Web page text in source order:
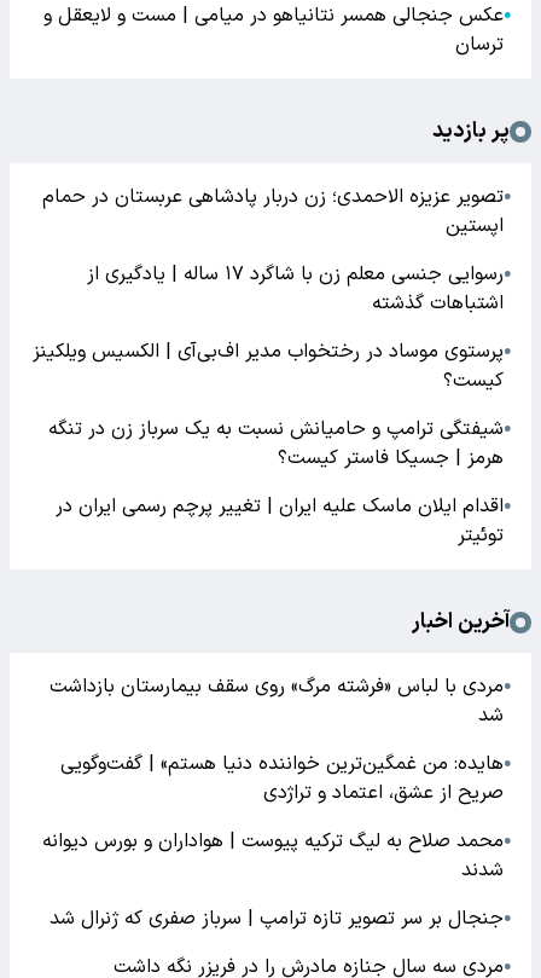
●عکس جنجالی همسر نتانیاهو در میامی | مست و لایعقل و
ترسان
پر بازدید
●تصویر عزیزه الاحمدی؛ زن دربار پادشاهی عربستان در حمام
اپستین
●
رسوایی جنسی معلم زن با شاگرد ۱۷ ساله | یادگیری از
اشتباهات گذشته
●پرستوی موساد در رختخواب مدیر اف‌بی‌آی | الکسیس ویلکینز
کیست؟
●شیفتگی ترامپ و حامیانش نسبت به یک سرباز زن در تنگه
هرمز | جسیکا فاستر کیست؟
●اقدام ایلان ماسک علیه ایران | تغییر پرچم رسمی ایران در
توئیتر
آخرین اخبار
●مردی با لباس «فرشته مرگ» روی سقف بیمارستان بازداشت
شد
●هایده: من غمگین‌ترین خواننده دنیا هستم» | گفت‌وگویی
صریح از عشق، اعتماد و تراژدی
●محمد صلاح به لیگ ترکیه پیوست | هواداران و بورس دیوانه
شدند
●جنجال بر سر تصویر تازه ترامپ | سرباز صفری که ژنرال شد
●مردی سه سال جنازه مادرش را در فریزر نگه داشت